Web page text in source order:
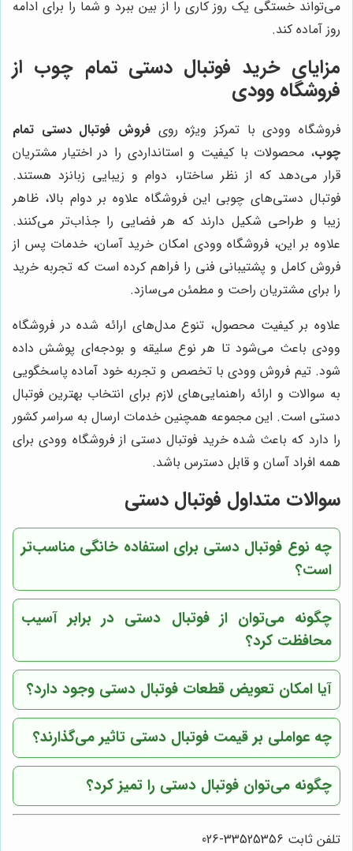
می‌تواند خستگی یک روز کاری را از بین ببرد و شما را برای ادامه
روز آماده کند.
مزایای خرید فوتبال دستی تمام چوب از
فروشگاه وودی
فروشگاه وودی با تمرکز ویژه روی فروش فوتبال دستی تمام
چوب، محصولات با کیفیت و استانداردی را در اختیار مشتریان
قرار می‌دهد که از نظر ساختار، دوام و زیبایی زبانزد هستند.
فوتبال دستی‌های چوبی این فروشگاه علاوه بر دوام بالا، ظاهر
زیبا و طراحی شکیل دارند که هر فضایی را جذاب‌تر می‌کنند.
علاوه بر این، فروشگاه وودی امکان خرید آسان، خدمات پس از
فروش کامل و پشتیبانی فنی را فراهم کرده است که تجربه خرید
را برای مشتریان راحت و مطمئن می‌سازد.
علاوه بر کیفیت محصول، تنوع مدل‌های ارائه شده در فروشگاه
وودی باعث می‌شود تا هر نوع سلیقه و بودجه‌ای پوشش داده
شود. تیم فروش وودی با تخصص و تجربه خود آماده پاسخگویی
به سوالات و ارائه راهنمایی‌های لازم برای انتخاب بهترین فوتبال
دستی است. این مجموعه همچنین خدمات ارسال به سراسر کشور
را دارد که باعث شده خرید فوتبال دستی از فروشگاه وودی برای
همه افراد آسان و قابل دسترس باشد.
سوالات متداول فوتبال دستی
چه نوع فوتبال دستی برای استفاده خانگی مناسب‌تر
است؟
چگونه می‌توان از فوتبال دستی در برابر آسیب
محافظت کرد؟
آیا امکان تعویض قطعات فوتبال دستی وجود دارد؟
چه عواملی بر قیمت فوتبال دستی تاثیر می‌گذارند؟
چگونه می‌توان فوتبال دستی را تمیز کرد؟
تلفن ثابت 33525356-026